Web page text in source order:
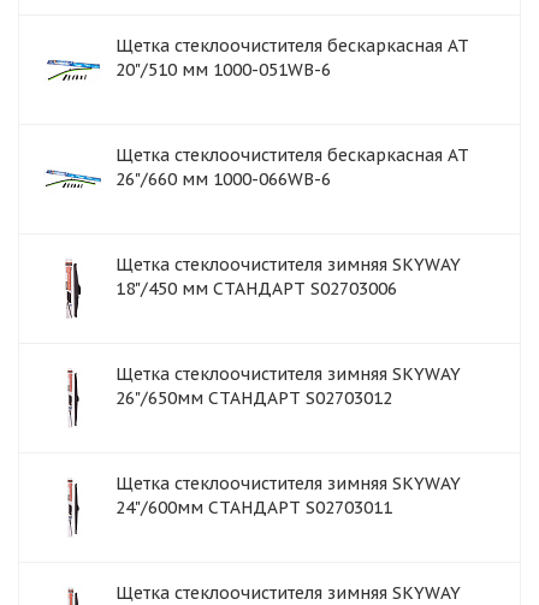
Щетка стеклоочистителя бескаркасная AT
20"/510 мм 1000-051WB-6
Щетка стеклоочистителя бескаркасная AT
26"/660 мм 1000-066WB-6
Щетка стеклоочистителя зимняя SKYWAY
18"/450 мм СТАНДАРТ S02703006
Щетка стеклоочистителя зимняя SKYWAY
26"/650мм СТАНДАРТ S02703012
Щетка стеклоочистителя зимняя SKYWAY
24"/600мм СТАНДАРТ S02703011
Щетка стеклоочистителя зимняя SKYWAY